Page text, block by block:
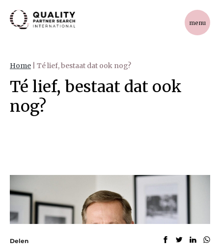
menu
Home Té lief, bestaat dat ook nog?
Té lief, bestaat dat ook
nog?
Delen